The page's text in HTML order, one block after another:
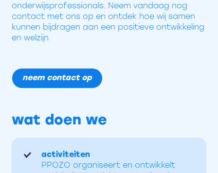
onderwijsprofessionals. Neem vandaag nog
contact met ons op en ontdek hoe wij samen
kunnen bijdragen aan een positieve ontwikkeling
en welzijn
neem contact op
wat doen we
activiteiten
PPOZO organiseert en ontwikkelt